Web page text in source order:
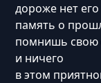
дороже нет его
память о
помнишь свою
и ничего
в этом